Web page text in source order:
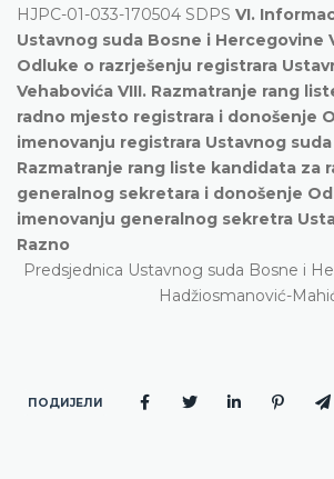
HJPC-01-033-170504 SDPS VI.
Ustavnog suda Bosne i Hercegovine
Odluke o razrješenju registrara
Vehabovića VIII. Razmatranje rang
radno mjesto registrara i donošenje
imenovanju registrara Ustavnog suda
Razmatranje rang liste kandidata za
generalnog sekretara i donošenje
imenovanju generalnog sekretra
Razno
Predsjednica Ustavnog suda Bosne i
Hadžiosmanović-
ПОДИЈЕЛИ